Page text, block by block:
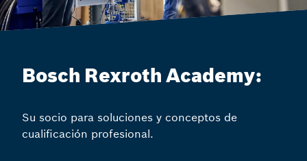
Bosch Rexroth Academy:
Su socio para soluciones y conceptos de
cualificación profesional.